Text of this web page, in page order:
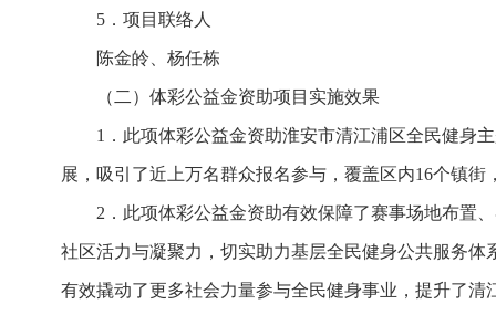
5．项目联络人
陈金皊、杨任栋
（二）体彩公益金资助项目实施效果
1．此项体彩公益金资助淮安市清江浦区全民健身
展，吸引了近上万名群众报名参与，覆盖区内16个镇
2．此项体彩公益金资助有效保障了赛事场地布置
社区活力与凝聚力，切实助力基层全民健身公共服务
有效撬动了更多社会力量参与全民健身事业，提升了